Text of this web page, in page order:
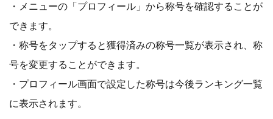
・メニューの「プロフィール」から称号を確認することが
できます。
・称号をタップすると獲得済みの称号一覧が表示され、称
号を変更することができます。
・プロフィール画面で設定した称号は今後ランキング一覧
に表示されます。